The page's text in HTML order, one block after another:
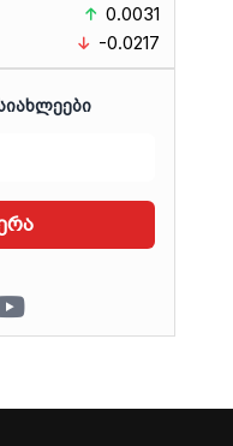
0.0031
-0.0217